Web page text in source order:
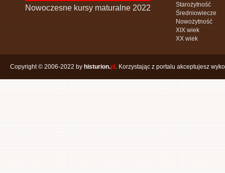
Nowoczesne kursy maturalne 2022
Starożytność
Średniowiecze
Nowożytność
XIX wiek
XX wiek
Copyright © 2006-2022 by histurion.pl . Korzystając z portalu akceptujesz